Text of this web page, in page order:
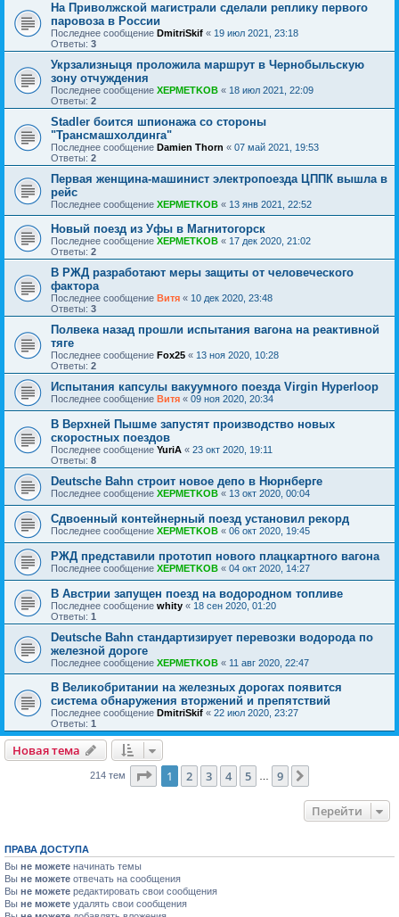
На Приволжской магистрали сделали реплику первого
паровоза в России
Последнее сообщение DmitriSkif « 19 июл 2021, 23:18
Ответы: 3
Укрзализныця проложила маршрут в Чернобыльскую
зону отчуждения
Последнее сообщение XEPMETKOB « 18 июл 2021, 22:09
Ответы: 2
Stadler боится шпионажа со стороны
"Трансмашхолдинга"
Последнее сообщение Damien Thorn « 07 май 2021, 19:53
Ответы: 2
Первая женщина-машинист электропоезда ЦППК вышла в
рейс
Последнее сообщение XEPMETKOB « 13 янв 2021, 22:52
Новый поезд из Уфы в Магнитогорск
Последнее сообщение XEPMETKOB « 17 дек 2020, 21:02
Ответы: 2
В РЖД разработают меры защиты от человеческого
фактора
Последнее сообщение Витя « 10 дек 2020, 23:48
Ответы: 3
Полвека назад прошли испытания вагона на реактивной
тяге
Последнее сообщение Fox25 « 13 ноя 2020, 10:28
Ответы: 2
Испытания капсулы вакуумного поезда Virgin Hyperloop
Последнее сообщение Витя « 09 ноя 2020, 20:34
В Верхней Пышме запустят производство новых
скоростных поездов
Последнее сообщение YuriA « 23 окт 2020, 19:11
Ответы: 8
Deutsche Bahn строит новое депо в Нюрнберге
Последнее сообщение XEPMETKOB « 13 окт 2020, 00:04
Сдвоенный контейнерный поезд установил рекорд
Последнее сообщение XEPMETKOB « 06 окт 2020, 19:45
РЖД представили прототип нового плацкартного вагона
Последнее сообщение XEPMETKOB « 04 окт 2020, 14:27
В Австрии запущен поезд на водородном топливе
Последнее сообщение whity « 18 сен 2020, 01:20
Ответы: 1
Deutsche Bahn стандартизирует перевозки водорода по
железной дороге
Последнее сообщение XEPMETKOB « 11 авг 2020, 22:47
В Великобритании на железных дорогах появится
система обнаружения вторжений и препятствий
Последнее сообщение DmitriSkif « 22 июл 2020, 23:27
Ответы: 1
Новая тема
214 тем Страница из
1 2 3 4 5 9
Перейти
ПРАВА ДОСТУПА
Вы не можете начинать темы
Вы не можете отвечать на сообщения
Вы не можете редактировать свои сообщения
Вы не можете удалять свои сообщения